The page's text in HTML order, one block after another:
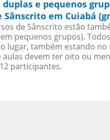
e pequenos
Sânscrito em Cuiabá
de Sânscrito estão
pequenos grupos).
lugar, também estando
aulas devem ter oito ou
participantes.